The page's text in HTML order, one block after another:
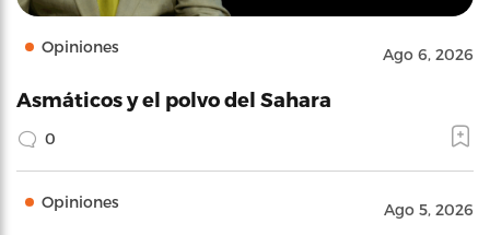
Opiniones Ago 6, 2026
Asmáticos y el polvo del Sahara
0
Opiniones Ago 5, 2026